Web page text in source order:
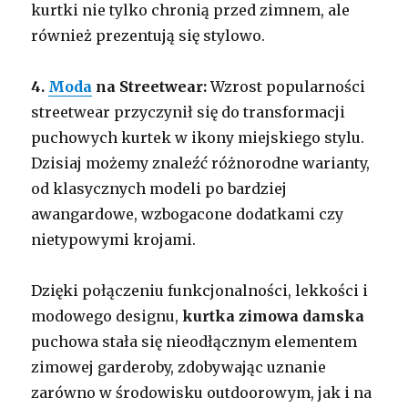
kurtki nie tylko chronią przed zimnem, ale
również prezentują się stylowo.
4. Moda na Streetwear:Wzrost popularności
streetwear przyczynił się do transformacji
puchowych kurtek w ikony miejskiego stylu.
Dzisiaj możemy znaleźć różnorodne warianty,
od klasycznych modeli po bardziej
awangardowe, wzbogacone dodatkami czy
nietypowymi krojami.
Dzięki połączeniu funkcjonalności, lekkości i
modowego designu,kurtka zimowa damska
puchowa stała się nieodłącznym elementem
zimowej garderoby, zdobywając uznanie
zarówno w środowisku outdoorowym, jak i na